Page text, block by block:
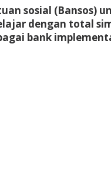
sosial (Bansos)
dengan total
bank